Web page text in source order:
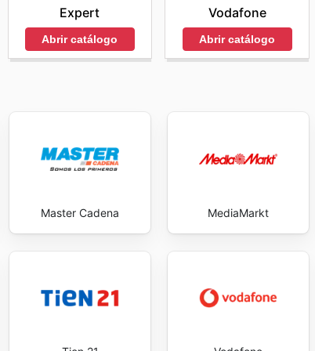
Expert
Abrir catálogo
Vodafone
Abrir catálogo
Master Cadena MediaMarkt